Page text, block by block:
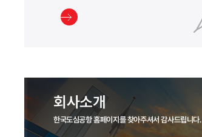
회사소개
한국도심공항 홈페이지를 찾아주셔서 감사드립니다.